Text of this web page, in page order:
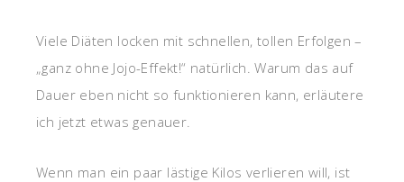
Viele Diäten locken mit schnellen, tollen Erfolgen –
„ganz ohne Jojo-Effekt!“ natürlich. Warum das auf
Dauer eben nicht so funktionieren kann, erläutere
ich jetzt etwas genauer.
Wenn man ein paar lästige Kilos verlieren will, ist